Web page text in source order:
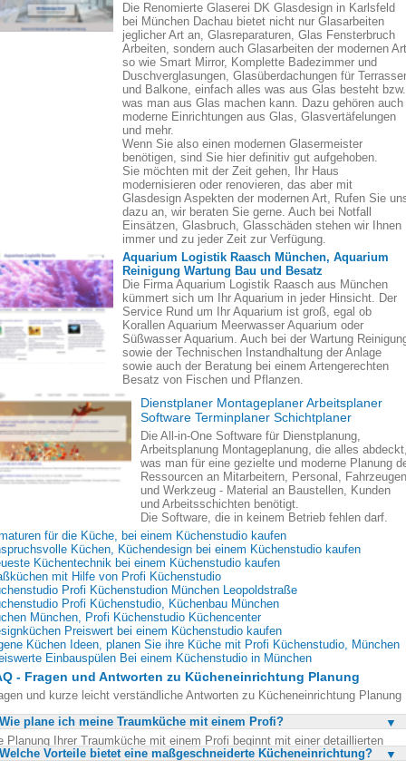
Die Renomierte Glaserei DK Glasdesign in Karlsfeld
bei München Dachau bietet nicht nur Glasarbeiten
jeglicher Art an, Glasreparaturen, Glas Fensterbruch
Arbeiten, sondern auch Glasarbeiten der modernen
so wie Smart Mirror, Komplette Badezimmer und
Duschverglasungen, Glasüberdachungen für
und Balkone, einfach alles was aus Glas besteht bzw.
was man aus Glas machen kann. Dazu gehören auch
moderne Einrichtungen aus Glas, Glasvertäfelungen
und mehr.
Wenn Sie also einen modernen Glasermeister
benötigen, sind Sie hier definitiv gut aufgehoben.
Sie möchten mit der Zeit gehen, Ihr Haus
modernisieren oder renovieren, das aber mit
Glasdesign Aspekten der modernen Art, Rufen Sie
dazu an, wir beraten Sie gerne. Auch bei Notfall
Einsätzen, Glasbruch, Glasschäden stehen wir Ihnen
immer und zu jeder Zeit zur Verfügung.
Aquarium Logistik Raasch München, Aquarium
Reinigung Wartung Bau und Besatz
Die Firma Aquarium Logistik Raasch aus München
kümmert sich um Ihr Aquarium in jeder Hinsicht. Der
Service Rund um Ihr Aquarium ist groß, egal ob
Korallen Aquarium Meerwasser Aquarium oder
Süßwasser Aquarium. Auch bei der Wartung
sowie der Technischen Instandhaltung der Anlage
sowie auch der Beratung bei einem Artengerechten
Besatz von Fischen und Pflanzen.
Dienstplaner Montageplaner Arbeitsplaner
Software Terminplaner Schichtplaner
Die All-in-One Software für Dienstplanung,
Arbeitsplanung Montageplanung, die alles abdeckt,
was man für eine gezielte und moderne Planung
Ressourcen an Mitarbeitern, Personal, Fahrzeugen
und Werkzeug - Material an Baustellen, Kunden
und Arbeitsschichten benötigt.
Die Software, die in keinem Betrieb fehlen darf.
für die Küche, bei einem Küchenstudio kaufen
Küchen, Küchendesign bei einem Küchenstudio kaufen
Küchentechnik bei einem Küchenstudio kaufen
mit Hilfe von Profi Küchenstudio
Profi Küchenstudion München Leopoldstraße
Profi Küchenstudio, Küchenbau München
München, Profi Küchenstudio Küchencenter
Preiswert bei einem Küchenstudio kaufen
Küchen Ideen, planen Sie ihre Küche mit Profi Küchenstudio, München
Einbauspülen Bei einem Küchenstudio in München
- Fragen und Antworten zu Kücheneinrichtung Planung
und kurze leicht verständliche Antworten zu Kücheneinrichtung Planung
plane ich meine Traumküche mit einem Profi?
Planung Ihrer Traumküche mit einem Profi beginnt mit einer detaillierten
Ihrer räumlichen Gegebenheiten und Ihrer persönlichen Bedürfnisse.
Vorteile bietet eine maßgeschneiderte Kücheneinrichtung?